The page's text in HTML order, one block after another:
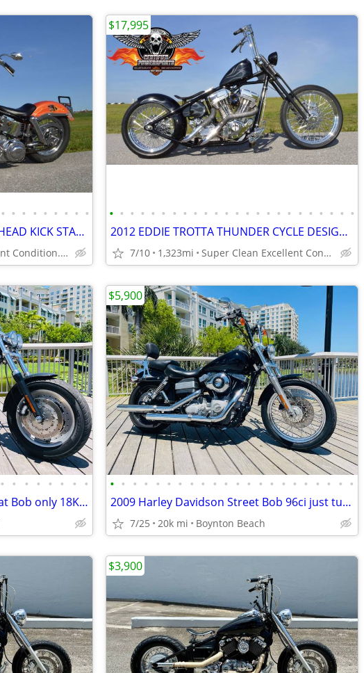
• • • • • • • • •
1964 HARLEY DAVIDSON PANHEAD KICK START BOBBER MINT CONDITION
Showroom Mint Condition. Only 4,624 Miles.
• • • • • • • • • • • • • • • • • • • • • • • •
2012 EDDIE TROTTA THUNDER CYCLE DESIGNS SPRINGER BOBBER CHOPPER
7/10 1,323mi Super Clean Excellent Condition
$17,995
• • • • • • • •
2009 HArley Davidson Dyna Fat Bob only 18K mls clean FINANCING
• • • • • • • • • • • • • • • • • • • • • •
2009 Harley Davidson Street Bob 96ci just turned 20K FINANCING
7/25 20k mi Boynton Beach
$5,900
$3,900